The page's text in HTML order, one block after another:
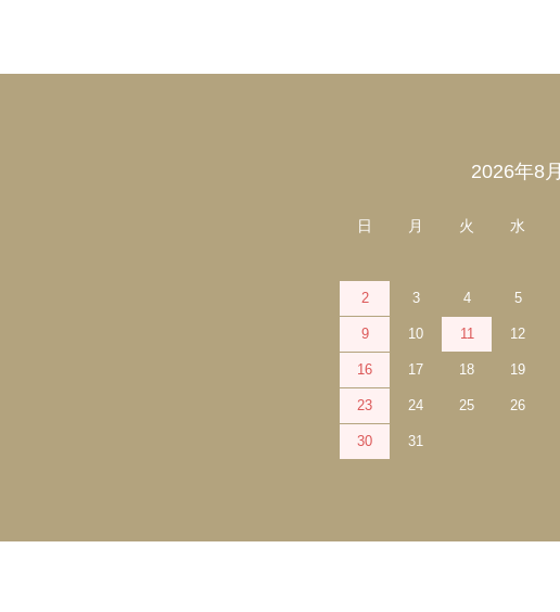
2026年8月
日 月 火 水
2 3 4 5
9 10 11 12
16 17 18 19
23 24 25 26
30 31